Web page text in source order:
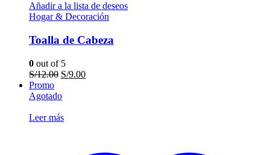
Añadir a la lista de deseos
Hogar & Decoración
Toalla de Cabeza
0 out of 5
S/12.00 El
original
S/12.00.
S/9.00El
Promo
Agotado
Leer más